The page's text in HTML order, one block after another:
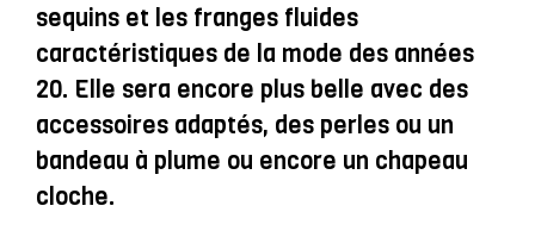
sequins et les franges fluides
caractéristiques de la mode des années
20. Elle sera encore plus belle avec des
accessoires adaptés, des perles ou un
bandeau à plume ou encore un chapeau
cloche.